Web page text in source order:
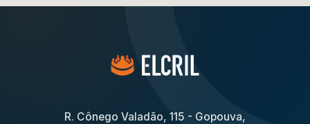
R. Cônego Valadão, 115 - Gopouva,